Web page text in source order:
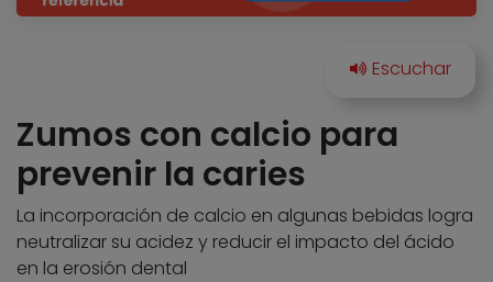
Zumos con calcio para
prevenir la caries
La incorporación de calcio en algunas bebidas logra
neutralizar su acidez y reducir el impacto del ácido
en la erosión dental